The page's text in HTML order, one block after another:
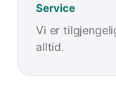
Service
Vi er
alltid.